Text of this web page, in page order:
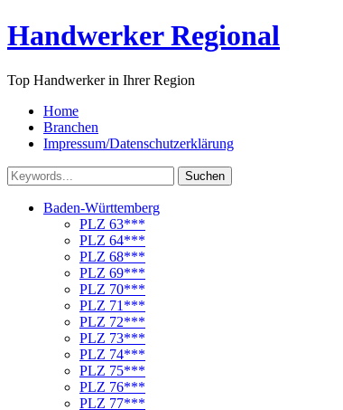
Handwerker Regional
Top Handwerker in Ihrer Region
Home
Branchen
Impressum/Datenschutzerklärung
Suchen
Baden-Württemberg
PLZ 63***
PLZ 64***
PLZ 68***
PLZ 69***
PLZ 70***
PLZ 71***
PLZ 72***
PLZ 73***
PLZ 74***
PLZ 75***
PLZ 76***
PLZ 77***